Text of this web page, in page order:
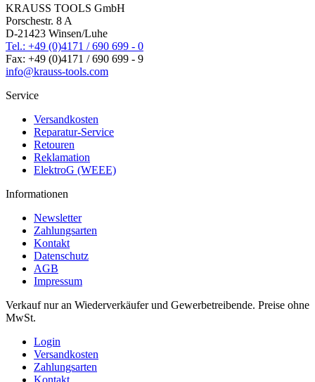
KRAUSS TOOLS GmbH
Porschestr. 8 A
D-21423 Winsen/Luhe
Tel.: +49 (0)4171 / 690 699 - 0
Fax: +49 (0)4171 / 690 699 - 9
info@krauss-tools.com
Service
Versandkosten
Reparatur-Service
Retouren
Reklamation
ElektroG (WEEE)
Informationen
Newsletter
Zahlungsarten
Kontakt
Datenschutz
AGB
Impressum
Verkauf nur an Wiederverkäufer und Gewerbetreibende. Preise ohne
MwSt.
Login
Versandkosten
Zahlungsarten
Kontakt